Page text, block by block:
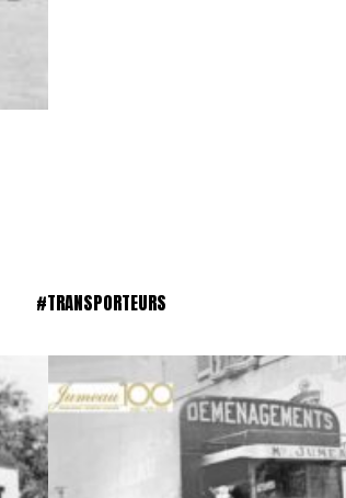
#TRANSPORTEURS